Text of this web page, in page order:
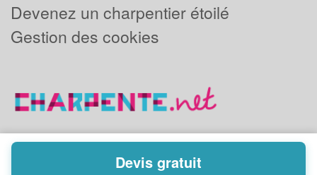
Devenez un charpentier étoilé
Gestion des cookies
Powered byPlus que pro
Devis gratuit